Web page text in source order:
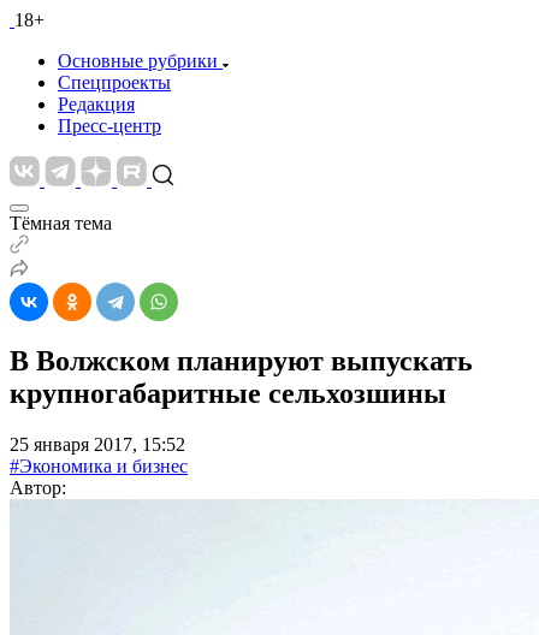
18+
Основные рубрики
Спецпроекты
Редакция
Пресс-центр
Тёмная тема
В Волжском планируют выпускать
крупногабаритные сельхозшины
25 января 2017, 15:52
#Экономика и бизнес
Автор: